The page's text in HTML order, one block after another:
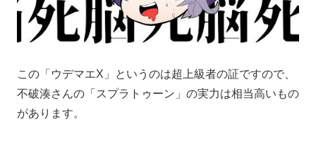
この「ウデマエX」というのは超上級者の証ですので、
不破湊さんの「スプラトゥーン」の実力は相当高いもの
があります。